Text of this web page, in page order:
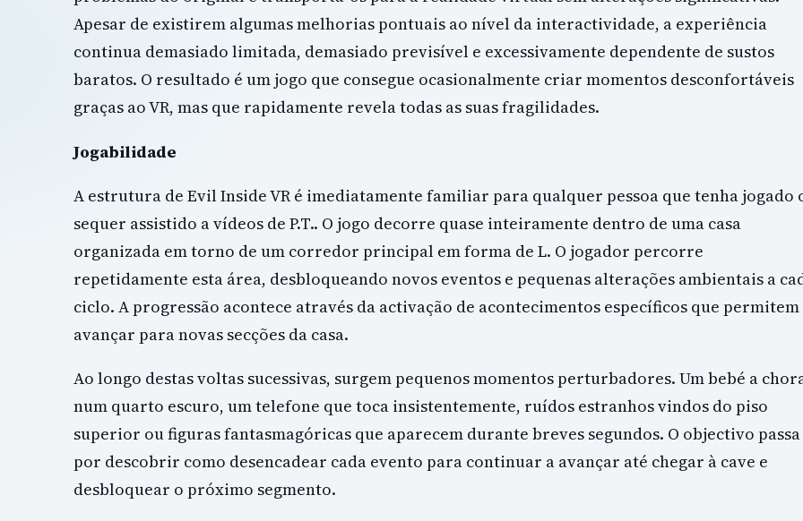
Apesar de existirem algumas melhorias pontuais ao nível da interactividade, a experiência
continua demasiado limitada, demasiado previsível e excessivamente dependente de sustos
baratos. O resultado é um jogo que consegue ocasionalmente criar momentos desconfortáveis
graças ao VR, mas que rapidamente revela todas as suas fragilidades.
Jogabilidade
A estrutura de Evil Inside VR é imediatamente familiar para qualquer pessoa que tenha jogado
sequer assistido a vídeos de P.T.. O jogo decorre quase inteiramente dentro de uma casa
organizada em torno de um corredor principal em forma de L. O jogador percorre
repetidamente esta área, desbloqueando novos eventos e pequenas alterações ambientais a
ciclo. A progressão acontece através da activação de acontecimentos específicos que permitem
avançar para novas secções da casa.
Ao longo destas voltas sucessivas, surgem pequenos momentos perturbadores. Um bebé a
num quarto escuro, um telefone que toca insistentemente, ruídos estranhos vindos do piso
superior ou figuras fantasmagóricas que aparecem durante breves segundos. O objectivo passa
por descobrir como desencadear cada evento para continuar a avançar até chegar à cave e
desbloquear o próximo segmento.